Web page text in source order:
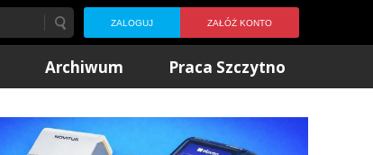
ZALOGUJ ZAŁÓŻ KONTO
Archiwum Praca Szczytno